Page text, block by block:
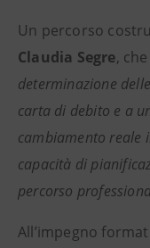
Un percorso
Claudia Segre,
determinazione
carta di debito e a
cambiamento reale
capacità di
percorso
All’impegno